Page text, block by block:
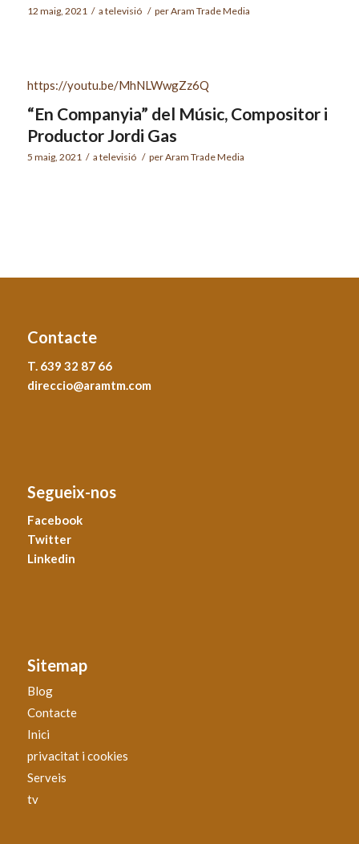
12 maig, 2021 / a televisió / perAram Trade Media
https://youtu.be/MhNLWwgZz6Q
“En Companyia” del Músic, Compositor i
Productor Jordi Gas
5 maig, 2021 / a televisió / perAram Trade Media
Contacte
T. 639 32 87 66
direccio@aramtm.com
Segueix-nos
Facebook
Twitter
Linkedin
Sitemap
Blog
Contacte
Inici
privacitat i cookies
Serveis
tv